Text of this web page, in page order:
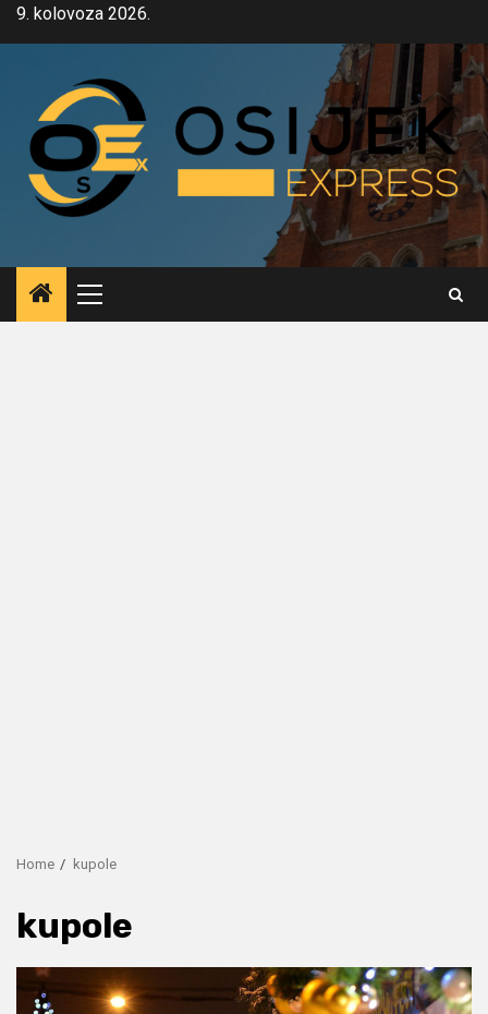
Skip9. kolovoza 2026.
Primary
Menu
Home kupole
kupole